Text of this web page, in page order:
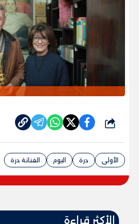
شارك
الأولى درة اليوم الفنانة درة
الأكثر قراءة